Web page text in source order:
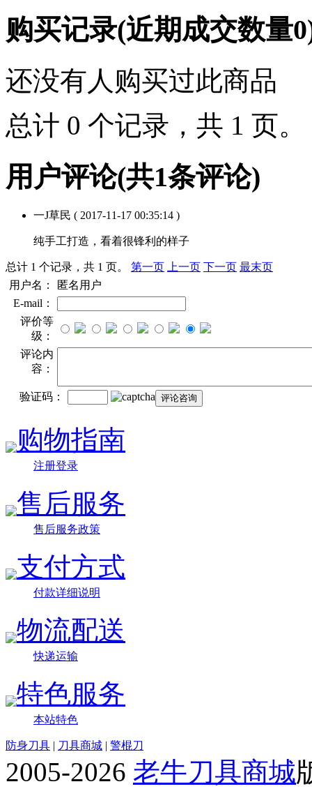
购买记录(近期成交数量0
还没有人购买过此商品
总计 0 个记录，共 1 页。
用户评论(共1条评论)
一J草民 ( 2017-11-17 00:35:14 )
纯手工打造，看着很锋利的样子
总计 1 个记录，共 1 页。 第一页 上一页 下一页 最末页
用户名：
匿名用户
E-mail：
评价等
级：
评论内
容：
验证码：
购物指南
注册登录
售后服务
售后服务政策
支付方式
付款详细说明
物流配送
快递运输
特色服务
本站特色
防身刀具 | 刀具商城 | 警棍刀
2005-2026 老牛刀具商城